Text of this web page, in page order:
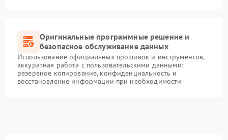
Оригинальные программные решение и
безопасное обслуживание данных
Использование официальных прошивок и инструментов,
аккуратная работа с пользовательскими данными:
резервное копирование, конфиденциальность и
восстановление информации при необходимости